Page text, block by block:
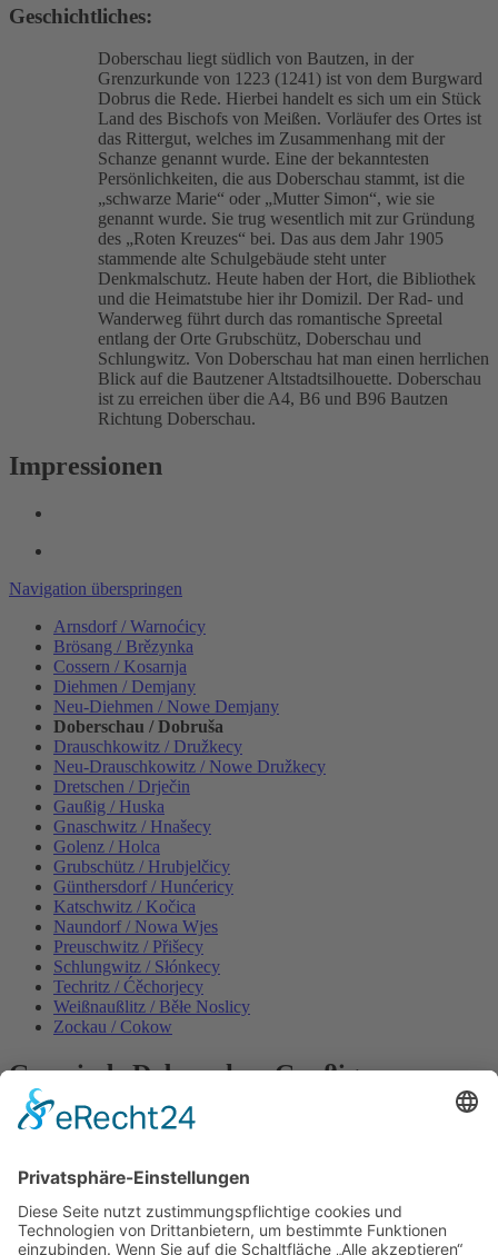
Geschichtliches:
Doberschau liegt südlich von Bautzen, in der
Grenzurkunde von 1223 (1241) ist von dem Burgward
Dobrus die Rede. Hierbei handelt es sich um ein Stück
Land des Bischofs von Meißen. Vorläufer des Ortes ist
das Rittergut, welches im Zusammenhang mit der
Schanze genannt wurde. Eine der bekanntesten
Persönlichkeiten, die aus Doberschau stammt, ist die
„schwarze Marie“ oder „Mutter Simon“, wie sie
genannt wurde. Sie trug wesentlich mit zur Gründung
des „Roten Kreuzes“ bei. Das aus dem Jahr 1905
stammende alte Schulgebäude steht unter
Denkmalschutz. Heute haben der Hort, die Bibliothek
und die Heimatstube hier ihr Domizil. Der Rad- und
Wanderweg führt durch das romantische Spreetal
entlang der Orte Grubschütz, Doberschau und
Schlungwitz. Von Doberschau hat man einen herrlichen
Blick auf die Bautzener Altstadtsilhouette. Doberschau
ist zu erreichen über die A4, B6 und B96 Bautzen
Richtung Doberschau.
Impressionen
Navigation überspringen
Arnsdorf / Warnoćicy
Brösang / Brězynka
Cossern / Kosarnja
Diehmen / Demjany
Neu-Diehmen / Nowe Demjany
Doberschau / Dobruša
Drauschkowitz / Družkecy
Neu-Drauschkowitz / Nowe Družkecy
Dretschen / Drječin
Gaußig / Huska
Gnaschwitz / Hnašecy
Golenz / Holca
Grubschütz / Hrubjelčicy
Günthersdorf / Hunćericy
Katschwitz / Kočica
Naundorf / Nowa Wjes
Preuschwitz / Přišecy
Schlungwitz / Słónkecy
Techritz / Ćěchorjecy
Weißnaußlitz / Běłe Noslicy
Zockau / Cokow
Gemeinde Doberschau Gaußig
OT Gnaschwitz, Hauptstraße 13
Tel. 035930 55 60 60
Fax 035930 55 60 636
post@doberschau-gaussig.de